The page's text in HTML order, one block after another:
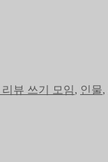
리뷰 쓰기 모임, 인물,